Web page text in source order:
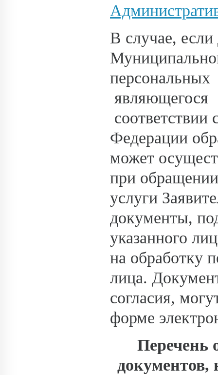
В случае, если
соответствии
Федерации
может
при
услуги
документы,
указанного
на обработку
лица.
согласия,
форме
Перечень
документов,